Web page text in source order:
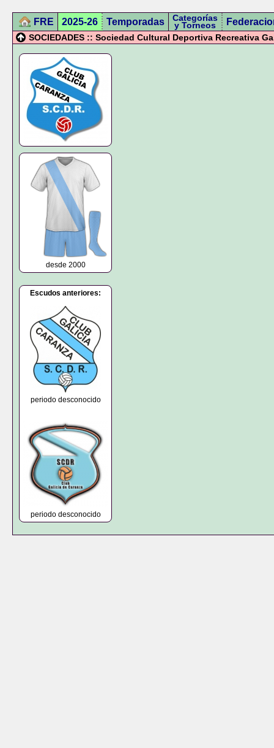
FRE 2025-26 Temporadas Categorías
y Torneos
SOCIEDADES :: Sociedad Cultural Deportiva Recreativa
desde 2000
Escudos anteriores:
periodo desconocido
periodo desconocido